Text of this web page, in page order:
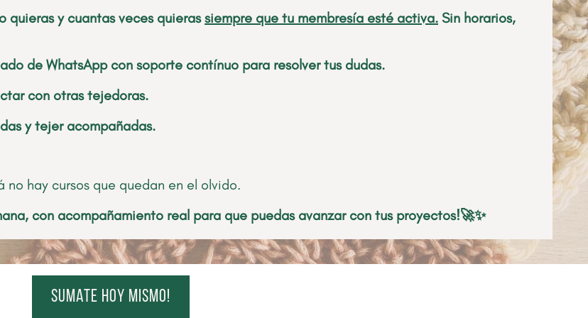
quieras y cuantas veces quierassiempre que tu membresía esté activa. Sin horarios,
de WhatsApp con soporte contínuo para resolver tus dudas.
con otras tejedoras.
y tejer acompañadas.
no hay cursos que quedan en el olvido.
con acompañamiento real para que puedas avanzar con tus proyectos!🚀✨
sumate hoy mismo!